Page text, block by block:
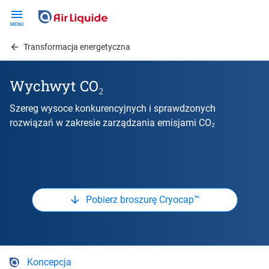
contentTransformacja energetyczna
Wychwyt CO₂
Szereg wysoce konkurencyjnych i sprawdzonych
rozwiązań w zakresie zarządzania emisjami CO₂
Pobierz broszurę Cryocap™
Koncepcja